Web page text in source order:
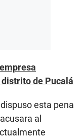
de Pucalá
esta pena
al